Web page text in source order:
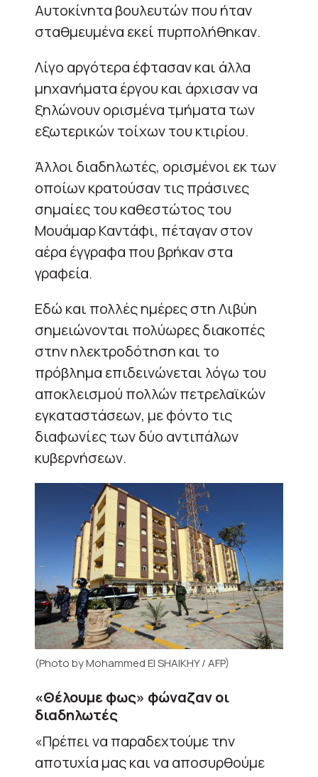
Αυτοκίνητα βουλευτών που ήταν
σταθμευμένα εκεί πυρπολήθηκαν.
Λίγο αργότερα έφτασαν και άλλα
μηχανήματα έργου και άρχισαν να
ξηλώνουν ορισμένα τμήματα των
εξωτερικών τοίχων του κτιρίου.
Άλλοι διαδηλωτές, ορισμένοι εκ των
οποίων κρατούσαν τις πράσινες
σημαίες του καθεστώτος του
Μουάμαρ Καντάφι, πέταγαν στον
αέρα έγγραφα που βρήκαν στα
γραφεία.
Εδώ και πολλές ημέρες στη Λιβύη
σημειώνονται πολύωρες διακοπές
στην ηλεκτροδότηση και το
πρόβλημα επιδεινώνεται λόγω του
αποκλεισμού πολλών πετρελαϊκών
εγκαταστάσεων, με φόντο τις
διαφωνίες των δύο αντιπάλων
κυβερνήσεων.
(Photo by Mohammed El SHAIKHY / AFP)
«Θέλουμε φως» φώναζαν οι
διαδηλωτές
«Πρέπει να παραδεχτούμε την
αποτυχία μας και να αποσυρθούμε